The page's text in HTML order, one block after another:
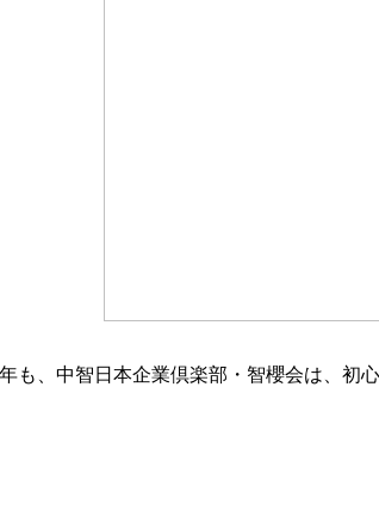
も、中智日本企業倶楽部・智櫻会は、